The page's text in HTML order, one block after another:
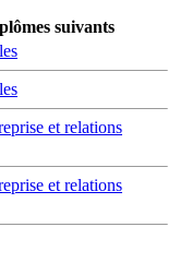
suivants
et relations
et relations